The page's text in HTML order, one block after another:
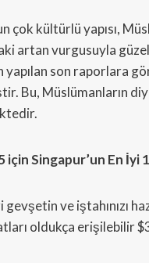
çok kültürlü yapısı,
artan vurgusuyla
yapılan son raporlara
Bu, Müslümanların
için Singapur’un En
ve iştahınızı
oldukça erişilebilir